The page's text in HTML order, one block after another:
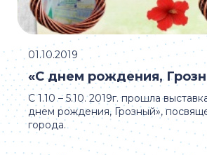
С 1.10 – 5.10. 2019г. прошла
днем рождения, Грозный»,
города.
«С днем рождения,
01.10.2019